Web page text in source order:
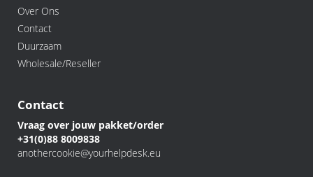
Over Ons
Contact
Duurzaam
Wholesale/Reseller
Contact
Vraag over jouw pakket/order
+31(0)88 8009838
anothercookie@yourhelpdesk.eu